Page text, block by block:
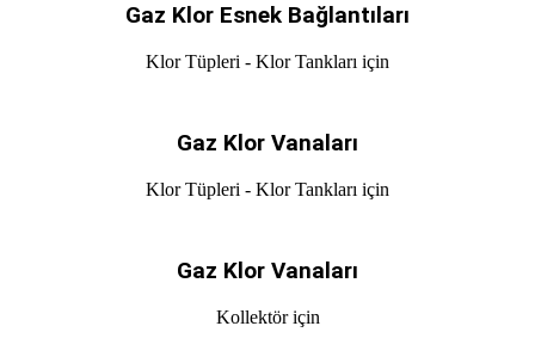
Gaz Klor Esnek Bağlantıları
Klor Tüpleri - Klor Tankları için
Gaz Klor Vanaları
Klor Tüpleri - Klor Tankları için
Gaz Klor Vanaları
Kollektör için